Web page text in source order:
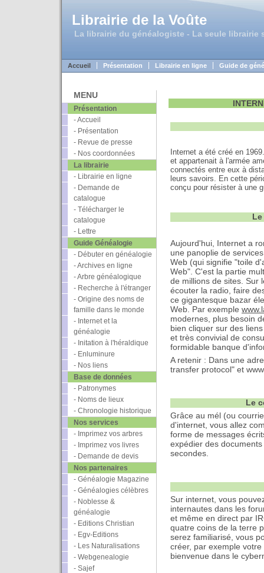
Librairie de la Voûte
La librairie du généalogiste - La seule librairie
Accueil Présentation Librairie en ligne Guide de
MENU
Présentation
- Accueil
- Présentation
- Revue de presse
- Nos coordonnées
La librairie
- Librairie en ligne
- Demande de
catalogue
- Télécharger le
catalogue
- Lettre
Guide Généalogie
- Débuter en généalogie
- Archives en ligne
- Arbre généalogique
- Recherche à l'étranger
- Origine des noms de
famille dans le monde
- Internet et la
généalogie
- Initation à l'héraldique
- Enluminure
- Nos liens
Base de données
- Patronymes
- Noms de lieux
- Chronologie historique
Nos services
- Imprimez vos arbres
- Imprimez vos livres
- Demande de devis
Nos partenaires
- Généalogie Magazine
- Généalogies célèbres
- Noblesse &
généalogie
- Editions Christian
- Egv-Editions
- Les Naturalisations
- Webgenealogie
- Sajef
Internet a été créé en
et appartenait à l'armée
connectés entre eux à
leurs savoirs. En cette
conçu pour résister à une
Aujourd'hui, Internet a
une panoplie de
Web (qui signifie "toile
Web". C'est la partie
de millions de sites. Sur
écouter la radio, faire
ce gigantesque bazar
Web. Par exemple
modernes, plus besoin
bien cliquer sur des
et très convivial de
formidable banque
A retenir : Dans une
transfer protocol" et
Le
Grâce au mél (ou
d'internet, vous allez
forme de messages
expédier des
secondes.
Sur internet, vous
internautes dans les
et même en direct par
quatre coins de la terre
serez familiarisé, vous
créer, par exemple
bienvenue dans le